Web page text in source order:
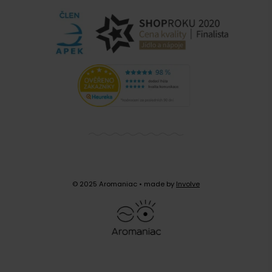
© 2025 Aromaniac • made by Involve